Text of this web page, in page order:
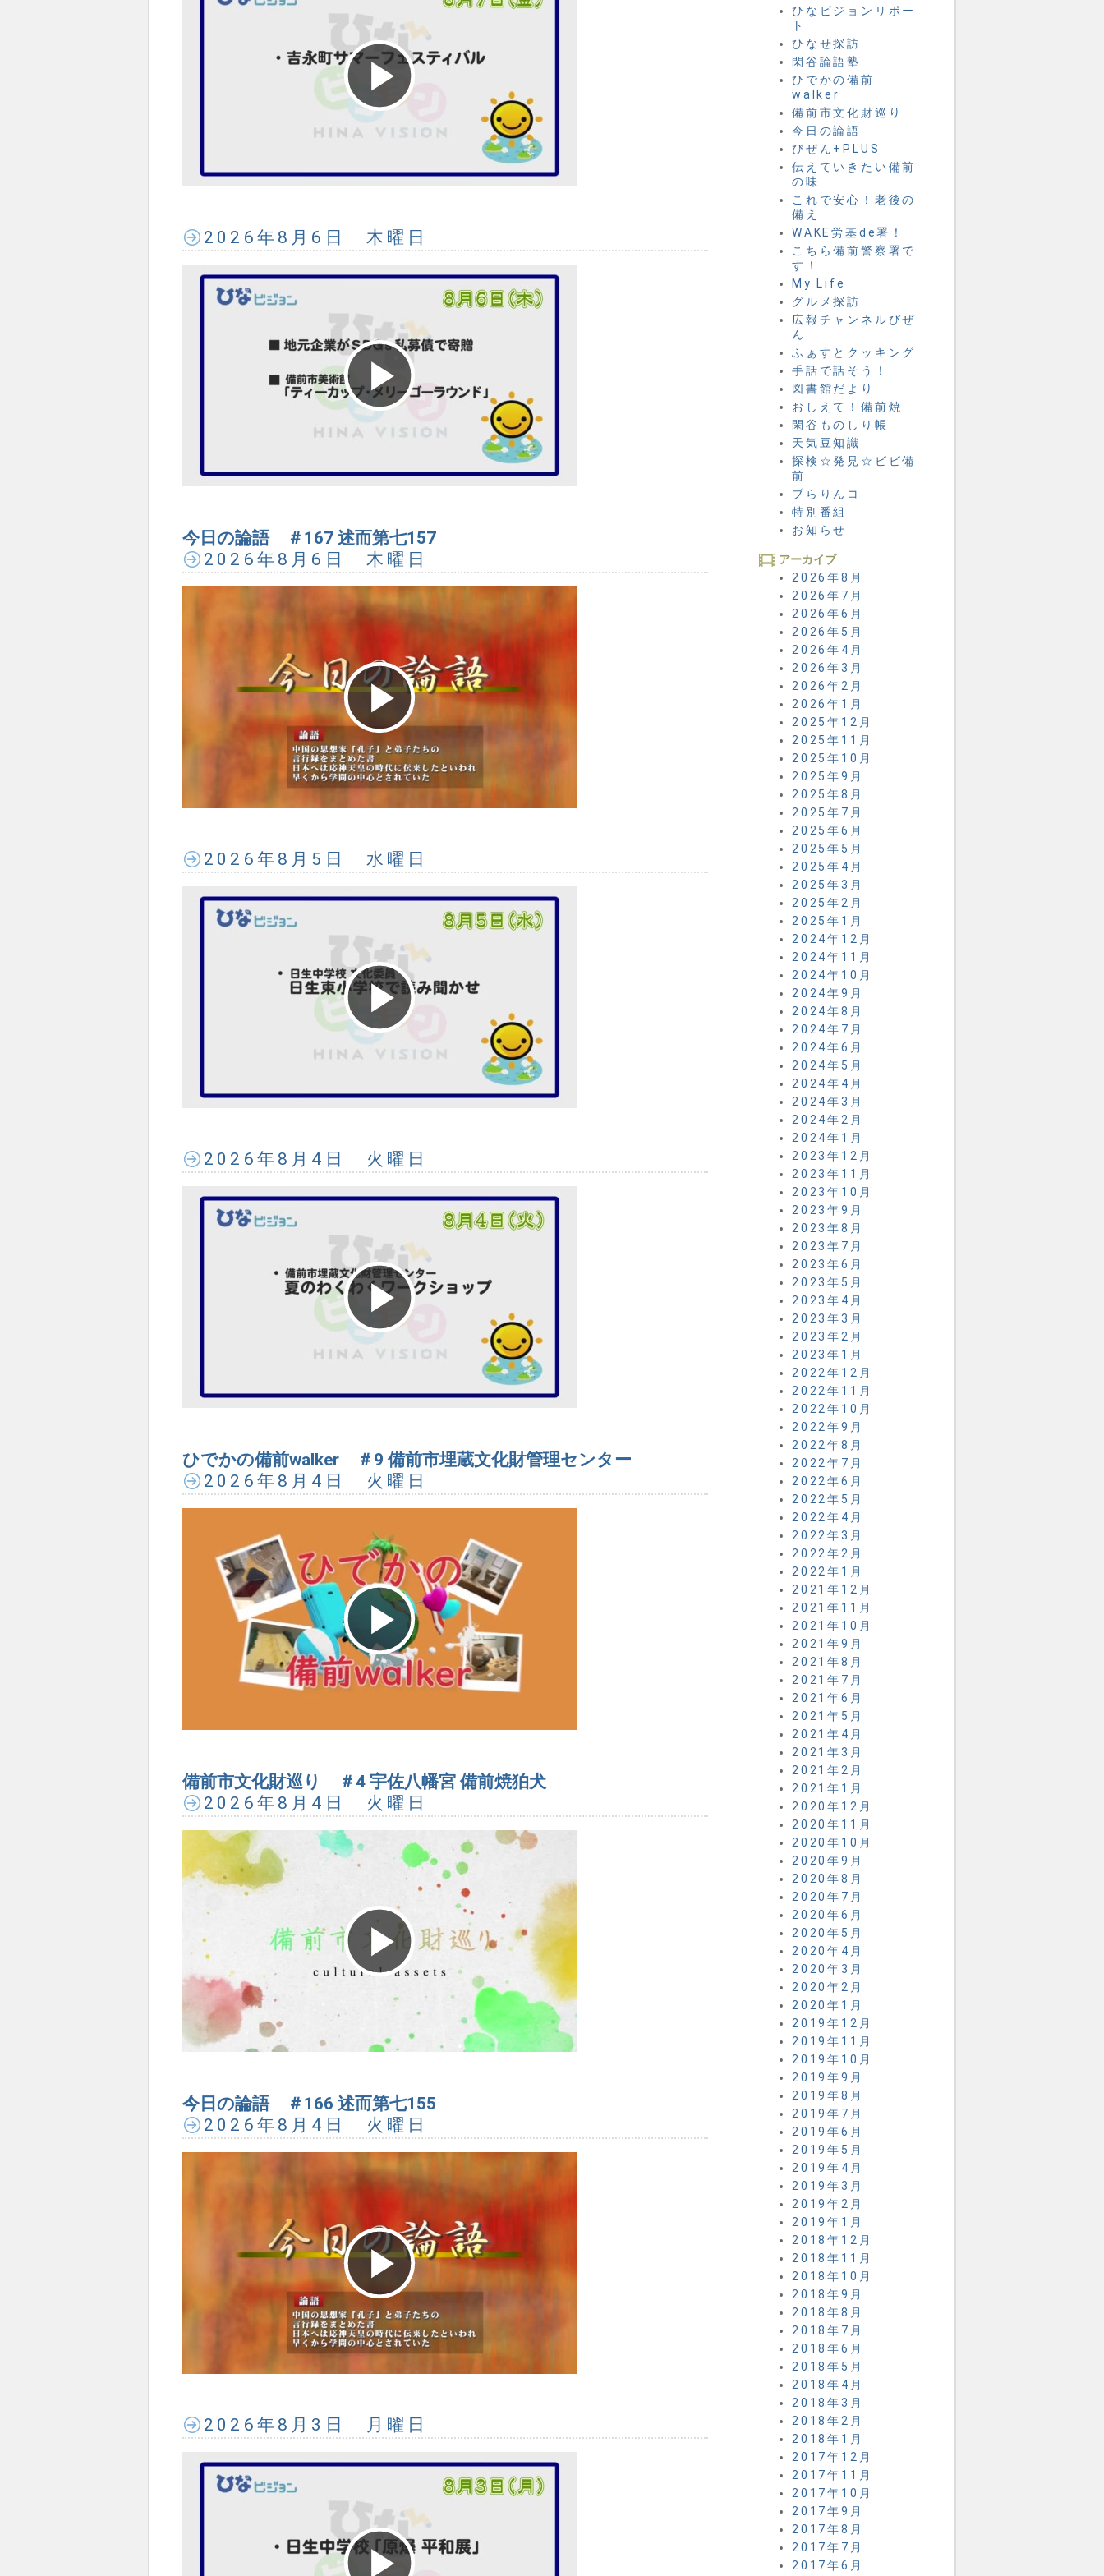
Play
Video
2026年8月6日 木曜日
Play
Video
今日の論語 ＃167 述而第七157
2026年8月6日 木曜日
Play
Video
2026年8月5日 水曜日
Play
Video
2026年8月4日 火曜日
Play
Video
ひでかの備前walker ＃9 備前市埋蔵文化財管理センター
2026年8月4日 火曜日
Play
Video
備前市文化財巡り ＃4 宇佐八幡宮 備前焼狛犬
2026年8月4日 火曜日
Play
Video
今日の論語 ＃166 述而第七155
2026年8月4日 火曜日
Play
Video
2026年8月3日 月曜日
ひなビジョンリポー
ト
ひなせ探訪
閑谷論語塾
ひでかの備前
walker
備前市文化財巡り
今日の論語
びぜん+PLUS
伝えていきたい備前
の味
これで安心！老後の
備え
WAKE労基de署！
こちら備前警察署で
す！
My Life
グルメ探訪
広報チャンネルびぜ
ん
ふぁすとクッキング
手話で話そう！
図書館だより
おしえて！備前焼
閑谷ものしり帳
天気豆知識
探検☆発見☆ビビ備
前
ブらりんコ
特別番組
お知らせ
アーカイブ
2026年8月
2026年7月
2026年6月
2026年5月
2026年4月
2026年3月
2026年2月
2026年1月
2025年12月
2025年11月
2025年10月
2025年9月
2025年8月
2025年7月
2025年6月
2025年5月
2025年4月
2025年3月
2025年2月
2025年1月
2024年12月
2024年11月
2024年10月
2024年9月
2024年8月
2024年7月
2024年6月
2024年5月
2024年4月
2024年3月
2024年2月
2024年1月
2023年12月
2023年11月
2023年10月
2023年9月
2023年8月
2023年7月
2023年6月
2023年5月
2023年4月
2023年3月
2023年2月
2023年1月
2022年12月
2022年11月
2022年10月
2022年9月
2022年8月
2022年7月
2022年6月
2022年5月
2022年4月
2022年3月
2022年2月
2022年1月
2021年12月
2021年11月
2021年10月
2021年9月
2021年8月
2021年7月
2021年6月
2021年5月
2021年4月
2021年3月
2021年2月
2021年1月
2020年12月
2020年11月
2020年10月
2020年9月
2020年8月
2020年7月
2020年6月
2020年5月
2020年4月
2020年3月
2020年2月
2020年1月
2019年12月
2019年11月
2019年10月
2019年9月
2019年8月
2019年7月
2019年6月
2019年5月
2019年4月
2019年3月
2019年2月
2019年1月
2018年12月
2018年11月
2018年10月
2018年9月
2018年8月
2018年7月
2018年6月
2018年5月
2018年4月
2018年3月
2018年2月
2018年1月
2017年12月
2017年11月
2017年10月
2017年9月
2017年8月
2017年7月
2017年6月